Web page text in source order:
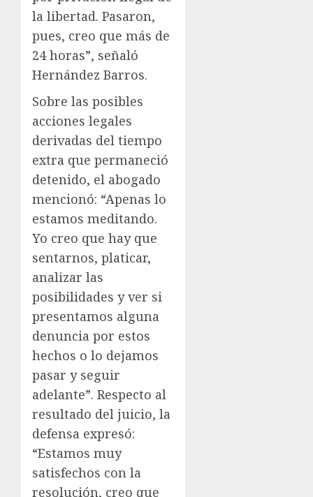
la libertad. Pasaron,
pues, creo que más de
24 horas”, señaló
Hernández Barros.
Sobre las posibles
acciones legales
derivadas del tiempo
extra que permaneció
detenido, el abogado
mencionó: “Apenas lo
estamos meditando.
Yo creo que hay que
sentarnos, platicar,
analizar las
posibilidades y ver si
presentamos alguna
denuncia por estos
hechos o lo dejamos
pasar y seguir
adelante”. Respecto al
resultado del juicio, la
defensa expresó:
“Estamos muy
satisfechos con la
resolución, creo que